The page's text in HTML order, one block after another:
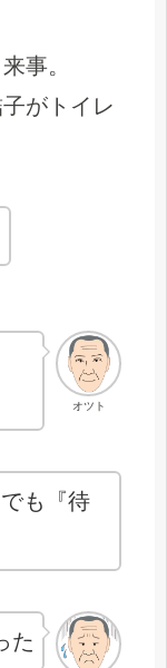
事。
がトイレ
オツト
も『待
た